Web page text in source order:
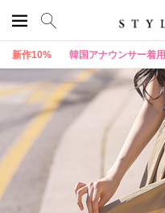
新作10% 韓国アナウンサー着用